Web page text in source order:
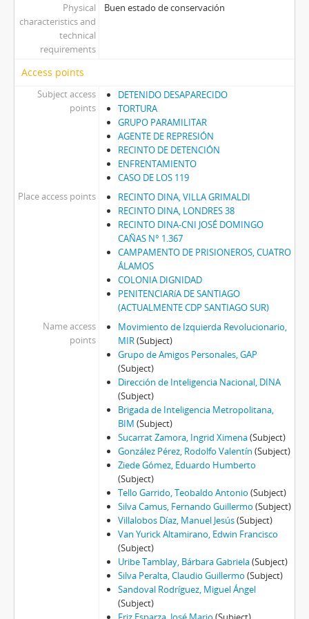
Physical
characteristics and
technical
requirements
Buen estado de conservación
Access points
Subject access
points
DETENIDO DESAPARECIDO
TORTURA
GRUPO PARAMILITAR
AGENTE DE REPRESIÓN
RECINTO DE DETENCIÓN
ENFRENTAMIENTO
CASO DE LOS 119
Place access points
RECINTO DINA, VILLA GRIMALDI
RECINTO DINA, LONDRES 38
RECINTO DINA-CNI JOSÉ DOMINGO
CAÑAS N° 1.367
CAMPAMENTO DE PRISIONEROS, CUATRO
ÁLAMOS
COLONIA DIGNIDAD
PENITENCIARíA DE SANTIAGO
(ACTUALMENTE CDP SANTIAGO SUR)
Name access
points
Movimiento de Izquierda Revolucionario,
MIR(Subject)
Grupo de Amigos Personales, GAP
(Subject)
Dirección de Inteligencia Nacional, DINA
(Subject)
Brigada de Inteligencia Metropolitana,
BIM (Subject)
Sucarrat Zamora, Ingrid Ximena(Subject)
González Pérez, Rodolfo Valentín (Subject)
Ziede Gómez, Eduardo Humberto
(Subject)
Tello Garrido, Teobaldo Antonio (Subject)
Silva Camus, Fernando Guillermo (Subject)
Villalobos Díaz, Manuel Jesús(Subject)
Van Yurick Altamirano, Edwin Francisco
(Subject)
Uribe Tamblay, Bárbara Gabriela(Subject)
Silva Peralta, Claudio Guillermo (Subject)
Sandoval Rodríguez, Miguel Ángel
(Subject)